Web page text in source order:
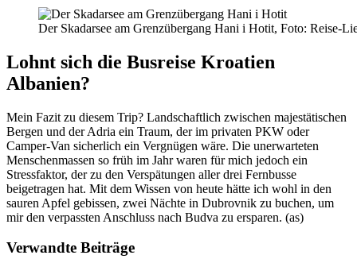
Der Skadarsee am Grenzübergang Hani i Hotit, Foto: Reise-
Lohnt sich die Busreise Kroatien
Albanien?
Mein Fazit zu diesem Trip? Landschaftlich zwischen majestätischen
Bergen und der Adria ein Traum, der im privaten PKW oder
Camper-Van sicherlich ein Vergnügen wäre. Die unerwarteten
Menschenmassen so früh im Jahr waren für mich jedoch ein
Stressfaktor, der zu den Verspätungen aller drei Fernbusse
beigetragen hat. Mit dem Wissen von heute hätte ich wohl in den
sauren Apfel gebissen, zwei Nächte in Dubrovnik zu buchen, um
mir den verpassten Anschluss nach Budva zu ersparen. (as)
Verwandte Beiträge